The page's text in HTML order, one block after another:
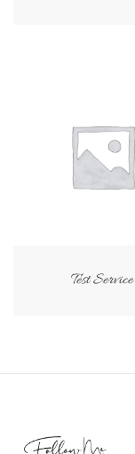
Test Service